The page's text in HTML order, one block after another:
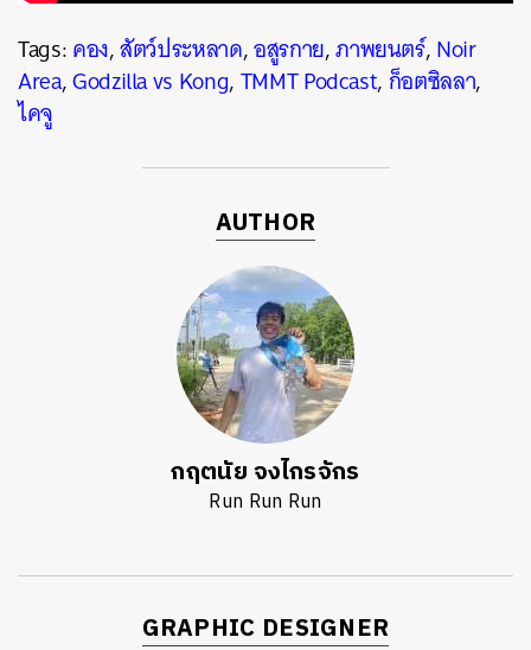
Tags:คอง,สัตว์ประหลาด,อสูรกาย,ภาพยนตร์,Noir
Area,Godzilla vs Kong,TMMT Podcast,ก็อตซิลลา,
ไคจู
AUTHOR
กฤตนัย จงไกรจักร
Run Run Run
GRAPHIC DESIGNER
TWEET LINE